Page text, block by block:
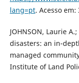
lang=pt. Acesso em:
JOHNSON, Laurie
disasters: an in-
managed
Institute of Land